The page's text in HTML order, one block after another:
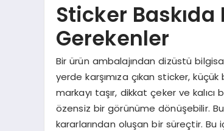
Sticker
Gerekenler
Bir ürün ambalajından dizüstü
yerde karşımıza çıkan sticker,
markayı taşır, dikkat çeker ve kalıcı
özensiz bir görünüme dönüşebilir.
kararlarından oluşan bir süreçtir. Bu